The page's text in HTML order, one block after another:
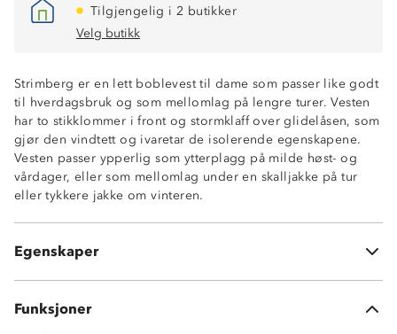
Tilgjengelig i 2 butikker
Velg butikk
Strimberg er en lett boblevest til dame som passer like godt
til hverdagsbruk og som mellomlag på lengre turer. Vesten
har to stikklommer i front og stormklaff over glidelåsen, som
gjør den vindtett og ivaretar de isolerende egenskapene.
Vesten passer ypperlig som ytterplagg på milde høst- og
vårdager, eller som mellomlag under en skalljakke på tur
eller tykkere jakke om vinteren.
Egenskaper
Vindtett
Isolerende
Lettvekt
Iso Pad Light-vattering
Funksjoner